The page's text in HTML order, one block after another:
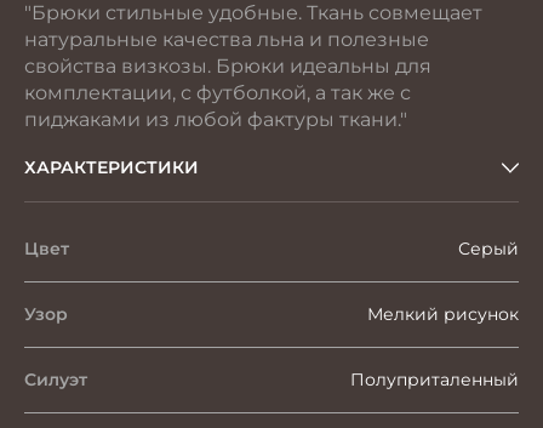
"Брюки стильные удобные. Ткань совмещает
натуральные качества льна и полезные
свойства визкозы. Брюки идеальны для
комплектации, с футболкой, а так же с
пиджаками из любой фактуры ткани."
ХАРАКТЕРИСТИКИ
Цвет Серый
Узор Мелкий рисунок
Силуэт Полуприталенный